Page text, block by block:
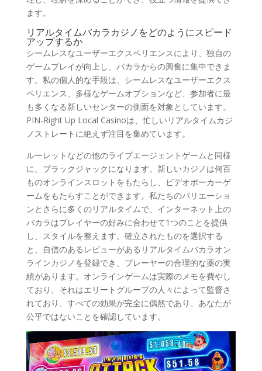
ます。
リアルタイムバカラカジノをどのようにスピード
アップするか
シームレスなユーザーエクスペリエンスにより、独自の
ゲームプレイが向上し、バカラからの興奮に集中できま
す。私の個人的な手段は、シームレスなユーザーエクス
ペリエンス、多様なゲームオプションなど、参加者に最
も多くなる新しいセンターの側面を対象としています。
PIN-Right Up Local Casinoは、忙しいリアルタイムカジ
ノストレートに絶えず注目を集めています。
ルーレットなどの他のライブエージェントゲームと同様
に、ブラックジャックになります。新しいカジノは何百
ものオンラインスロットをもたらし、ビデオポーカーゲ
ームをもたらすことができます。私たちのバリエーショ
ンとさらに多くのリアルタイムで、インターネット上の
バカラはプレイヤーの好みに合わせて1つのことを提供
し、スタイルを整えます。確立されたものを選択する
と、自信のあるレビューがあるリアルタイムバカラオン
ラインカジノを登録でき、プレーヤーの合理的な薬の実
績があります。オンラインゲームは実際のメモを費やし
ており、それはエリートグループの人々によって監督さ
れており、すべての効果が完全に偶然であり、あなたが
公平ではないことを確認しています。